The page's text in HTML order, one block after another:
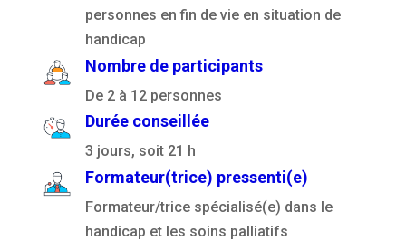
personnes en fin de vie en situation de
handicap
Nombre de participants
De 2 à 12 personnes
Durée conseillée
3 jours, soit 21 h
Formateur(trice) pressenti(e)
Formateur/trice spécialisé(e) dans le
handicap et les soins palliatifs